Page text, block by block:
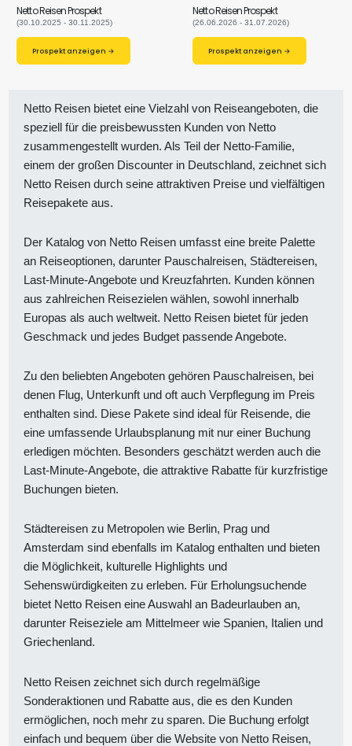
Netto Reisen Prospekt
(30.10.2025 - 30.11.2025)
Prospekt anzeigen →
Netto Reisen Prospekt
(26.06.2026 - 31.07.2026)
Prospekt anzeigen →
Netto Reisen bietet eine Vielzahl von Reiseangeboten, die
speziell für die preisbewussten Kunden von Netto
zusammengestellt wurden. Als Teil der Netto-Familie,
einem der großen Discounter in Deutschland, zeichnet sich
Netto Reisen durch seine attraktiven Preise und vielfältigen
Reisepakete aus.
Der Katalog von Netto Reisen umfasst eine breite Palette
an Reiseoptionen, darunter Pauschalreisen, Städtereisen,
Last-Minute-Angebote und Kreuzfahrten. Kunden können
aus zahlreichen Reisezielen wählen, sowohl innerhalb
Europas als auch weltweit. Netto Reisen bietet für jeden
Geschmack und jedes Budget passende Angebote.
Zu den beliebten Angeboten gehören Pauschalreisen, bei
denen Flug, Unterkunft und oft auch Verpflegung im Preis
enthalten sind. Diese Pakete sind ideal für Reisende, die
eine umfassende Urlaubsplanung mit nur einer Buchung
erledigen möchten. Besonders geschätzt werden auch die
Last-Minute-Angebote, die attraktive Rabatte für kurzfristige
Buchungen bieten.
Städtereisen zu Metropolen wie Berlin, Prag und
Amsterdam sind ebenfalls im Katalog enthalten und bieten
die Möglichkeit, kulturelle Highlights und
Sehenswürdigkeiten zu erleben. Für Erholungsuchende
bietet Netto Reisen eine Auswahl an Badeurlauben an,
darunter Reiseziele am Mittelmeer wie Spanien, Italien und
Griechenland.
Netto Reisen zeichnet sich durch regelmäßige
Sonderaktionen und Rabatte aus, die es den Kunden
ermöglichen, noch mehr zu sparen. Die Buchung erfolgt
einfach und bequem über die Website von Netto Reisen,